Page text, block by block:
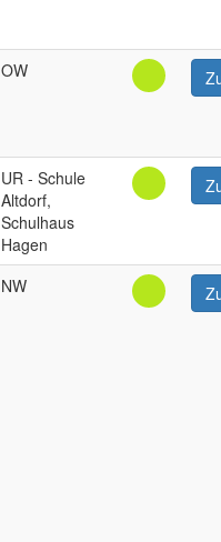
OW
UR - Schule
Altdorf,
Schulhaus
Hagen
NW